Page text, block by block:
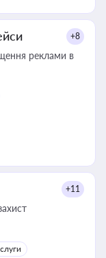
+8
реклами в
+11